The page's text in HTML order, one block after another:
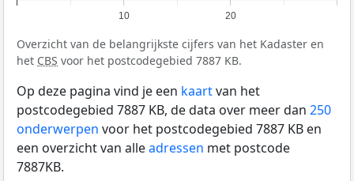
10 20
Overzicht van de belangrijkste cijfers van het Kadaster en
het CBS voor het postcodegebied 7887 KB.
Op deze pagina vind je een kaartvan het
postcodegebied 7887 KB, de data over meer dan 250
onderwerpen voor het postcodegebied 7887 KB en
een overzicht van alleadressen met postcode
7887KB.